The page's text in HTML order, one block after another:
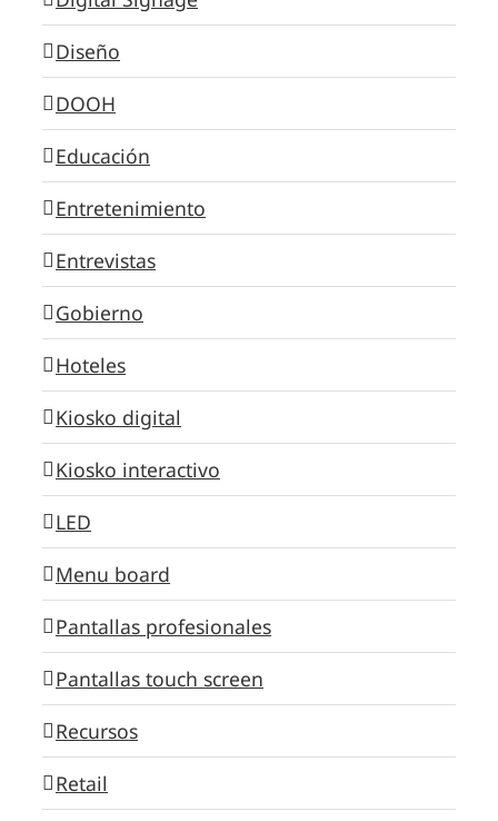
Diseño
DOOH
Educación
Entretenimiento
Entrevistas
Gobierno
Hoteles
Kiosko digital
Kiosko interactivo
LED
Menu board
Pantallas profesionales
Pantallas touch screen
Recursos
Retail